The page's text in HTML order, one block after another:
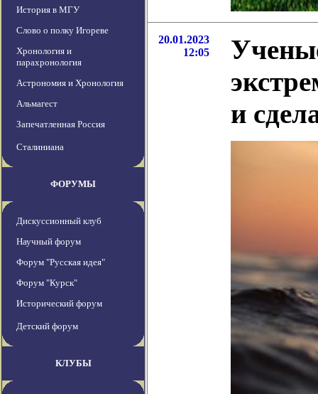
История в МГУ
Слово о полку Игореве
Хронология и
парахронология
Астрономия и Хронология
Альмагест
Запечатленная Россия
Сталиниана
ФОРУМЫ
Дискуссионный клуб
Научный форум
Форум "Русская идея"
Форум "Курск"
Исторический форум
Детский форум
КЛУБЫ
20.01.2023
12:05
и